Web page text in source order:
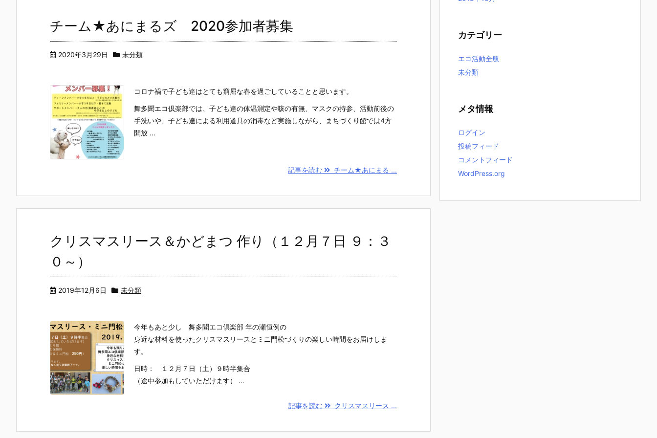
チーム★あにまるズ 2020参加者募集
2020年3月29日 未分類
コロナ禍で子ども達はとても窮屈な春を過ごしていることと思います。
舞多聞エコ倶楽部では、子ども達の体温測定や咳の有無、マスクの持参、活動前後の
手洗いや、子ども達による利用道具の消毒など実施しながら、まちづくり館では4方
開放 ...
記事を読む チーム★あにまる ...
クリスマスリース＆かどまつ 作り（１２月７日 ９：３
０～）
2019年12月6日 未分類
今年もあと少し 舞多聞エコ倶楽部 年の瀬恒例の
身近な材料を使ったクリスマスリースとミニ門松づくりの楽しい時間をお届けしま
す。
日時： １２月７日（土）９時半集合
（途中参加もしていただけます） ...
記事を読む クリスマスリース ...
カテゴリー
エコ活動全般
未分類
メタ情報
ログイン
投稿フィード
コメントフィード
WordPress.org